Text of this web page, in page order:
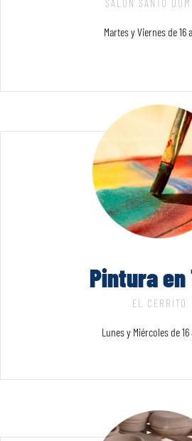
SALÓN SANTO
Martes y Viernes de 16
Pintura en
EL CERRITO
Lunes y Miércoles de 16